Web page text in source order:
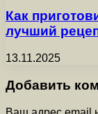
Как
лучший
13.11.2025
Добавить